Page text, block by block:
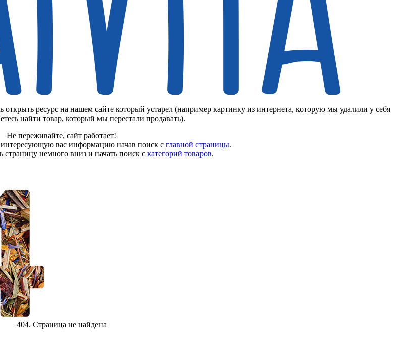
открыть ресурс на нашем сайте который устарел (например картинку из интернета, которую мы удалили у себя
найти товар, который мы перестали продавать).
Не переживайте, сайт работает!
вас информацию начав поиск с главной страницы.
немного вниз и начать поиск с категорий товаров.
404. Страница не найдена